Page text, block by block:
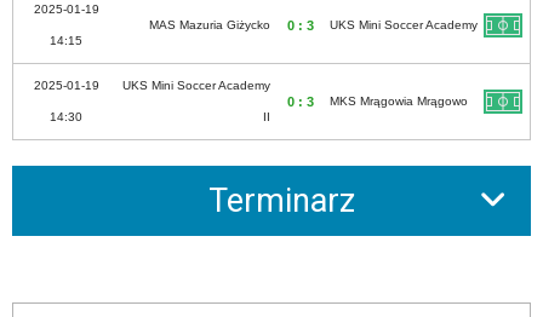
2025-01-19
14:15
MAS Mazuria Giżycko 0 : 3 UKS Mini Soccer Academy
2025-01-19
14:30
UKS Mini Soccer Academy
II
0 : 3 MKS Mrągowia Mrągowo
Terminarz